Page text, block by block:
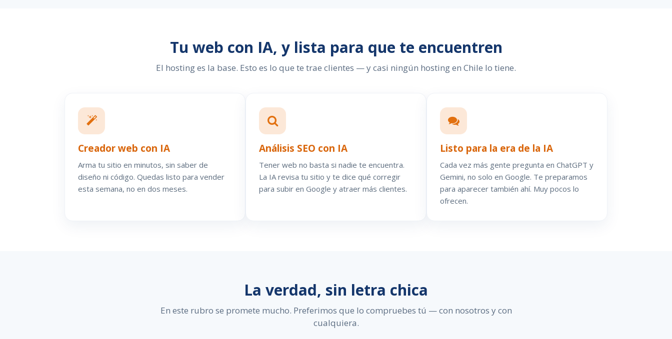
Tu web con IA, y lista para que te encuentren
El hosting es la base. Esto es lo que te trae clientes — y casi ningún hosting en Chile lo tiene.
Creador web con IA
Arma tu sitio en minutos, sin saber de
diseño ni código. Quedas listo para vender
esta semana, no en dos meses.
Análisis SEO con IA
Tener web no basta si nadie te encuentra.
La IA revisa tu sitio y te dice qué corregir
para subir en Google y atraer más clientes.
Listo para la era de la IA
Cada vez más gente pregunta en ChatGPT y
Gemini, no solo en Google. Te preparamos
para aparecer también ahí. Muy pocos lo
ofrecen.
La verdad, sin letra chica
En este rubro se promete mucho. Preferimos que lo compruebes tú — con nosotros y con
cualquiera.